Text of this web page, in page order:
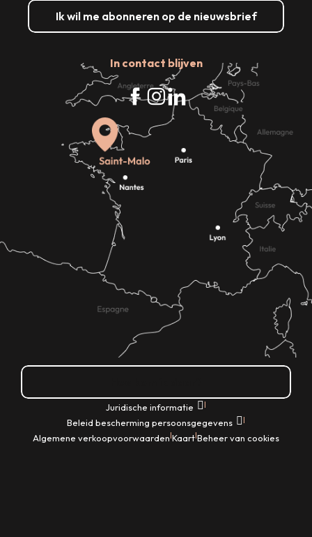
Ik wil me abonneren op de nieuwsbrief
In contact blijven
Juridische informatie |
Beleid bescherming persoonsgegevens |
Algemene verkoopvoorwaarden|Kaart|Beheer van cookies